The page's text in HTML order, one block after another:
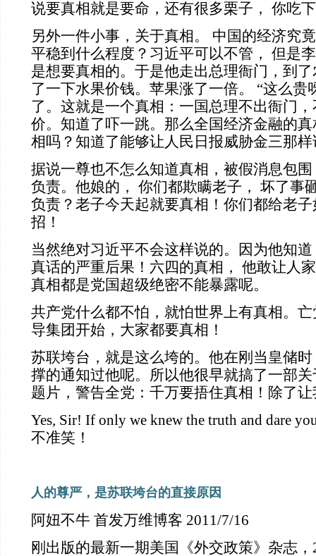
说要真相就是要命，还有很多栗子， 你吃
另外一件小事，关于真相。 中国的经济究
平稳到什么程度？习近平可以不管， 但是
是想要真相的。于是他走出总理衙门，到
了一下水果价钱。苹果涨了一倍。 “这么贵
了。这就是一个真相：一国总理不出衙门
价。知道了吓一跳。那么全国经济金融的
相吗？知道了能够让人民日报威胁金三那
据说一尊也不怎么知道真相，被假消息包
负责。他娘的， 你们都欺瞒老子， 坏了事
负责？老子今天起就要真相！你们都给老
招！
当然绝对习近平不会这样说的。因为他知
真话的严重后果！六四的真相， 他敢让人
真相都是党国超级绝密不能暴露呢。
共产党什么都不怕，就怕世界上有真相。
导集团开始，大家都要真相！
苏联垮台，就是这么垮的。他在刚当皇储
撑的通知过他呢。所以他很早就搞了一部
题片，警告全党：千万要捂住真相！除了
Yes, Sir! If only we knew the truth and dare
不准笑！
人的尊严，是苏联垮台的直接原因
阿妞不牛 首发万维博客 2011/7/16
刚出版的最新一期美国《外交政策》杂志，